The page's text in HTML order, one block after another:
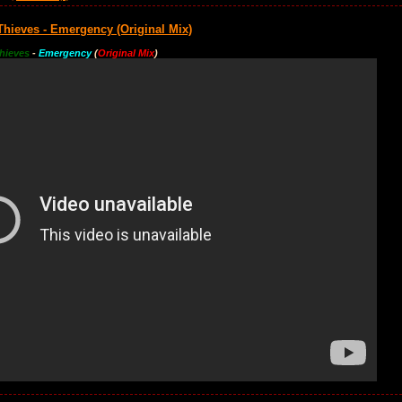
- Emergency (Original Mix)
- Emergency(Original Mix)